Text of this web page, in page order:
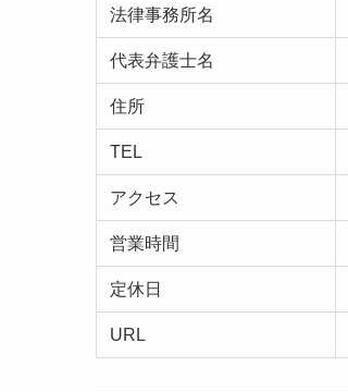
法律事務所名
代表弁護士名
住所
TEL
アクセス
営業時間
定休日
URL